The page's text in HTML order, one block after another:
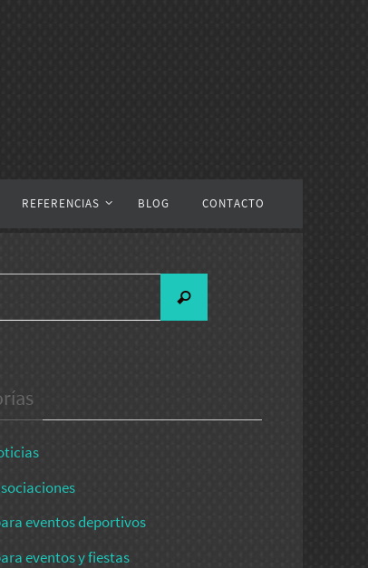
REFERENCIAS BLOG CONTACTO
Buscar
eventos deportivos
eventos y fiestas